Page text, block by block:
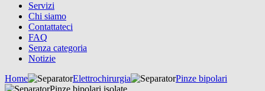
Servizi
Chi siamo
Contattateci
FAQ
Senza categoria
Notizie
Home
Elettrochirurgia
Pinze bipolari
Pinze bipolari isolate